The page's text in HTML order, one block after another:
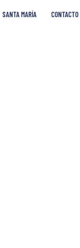
SANTA MARÍA CONTACTO